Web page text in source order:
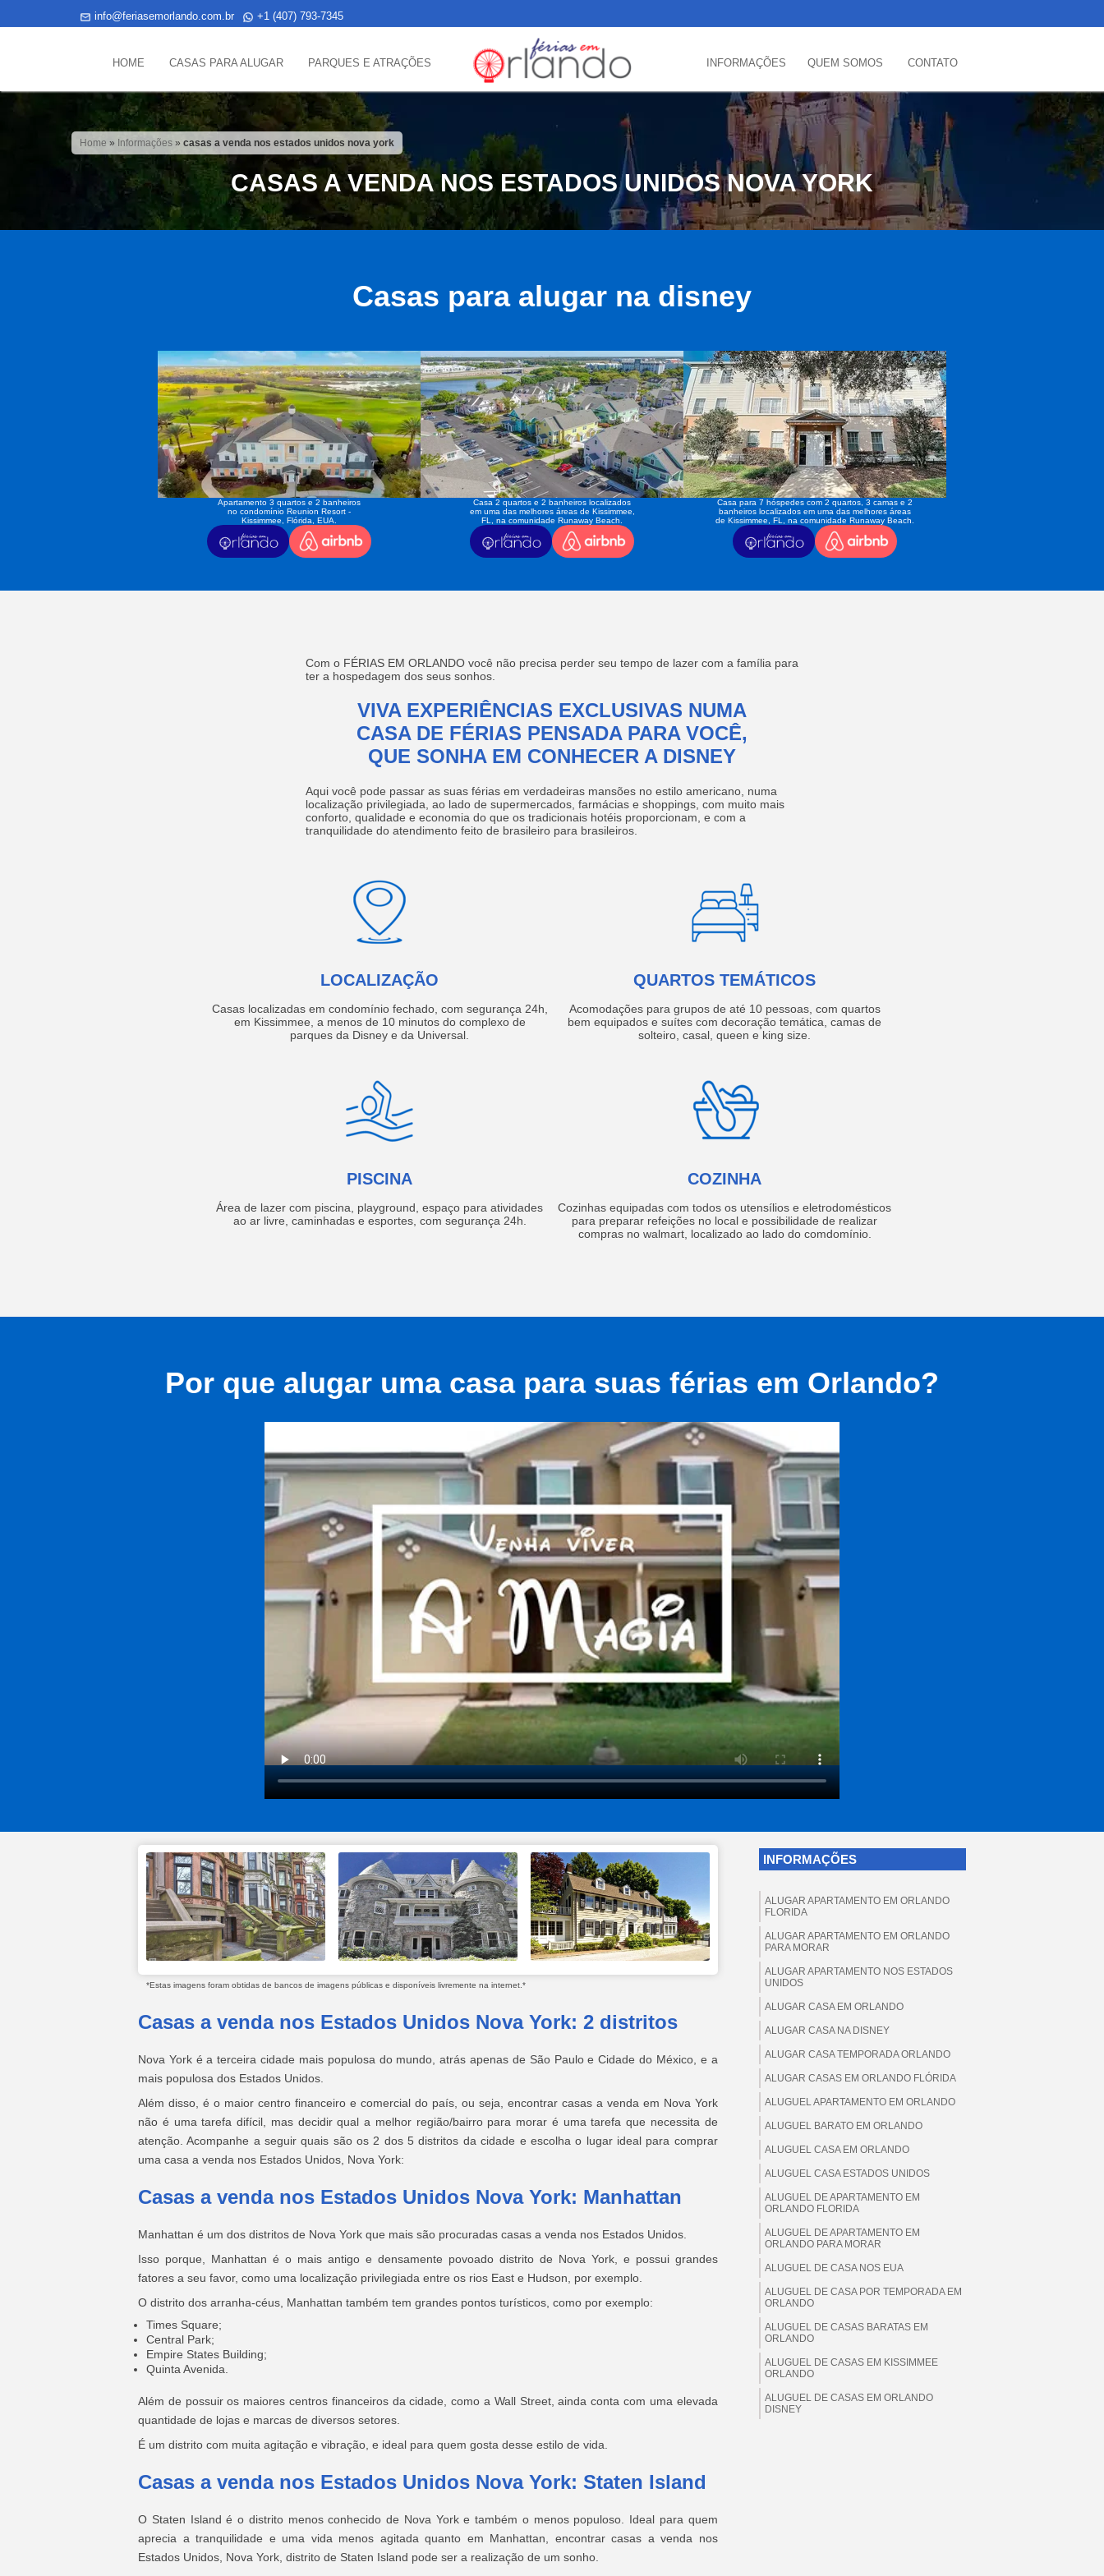
info@feriasemorlando.com.br +1 (407) 793-7345
HOME CASAS PARA ALUGAR PARQUES E ATRAÇÕES INFORMAÇÕES QUEM SOMOS CONTATO
Home » Informações »casas a venda nos estados unidos nova york
CASAS A VENDA NOS ESTADOS UNIDOS NOVA YORK
Casas para alugar na disney
Apartamento 3 quartos e 2 banheiros
no condomínio Reunion Resort -
Kissimmee, Flórida, EUA.
Casa 2 quartos e 2 banheiros localizados
em uma das melhores áreas de Kissimmee,
FL, na comunidade Runaway Beach.
Casa para 7 hóspedes com 2 quartos, 3 camas e 2
banheiros localizados em uma das melhores áreas
de Kissimmee, FL, na comunidade Runaway Beach.
Com o FÉRIAS EM ORLANDO você não precisa perder seu tempo de lazer com a família para
ter a hospedagem dos seus sonhos.
VIVA EXPERIÊNCIAS EXCLUSIVAS NUMA
CASA DE FÉRIAS PENSADA PARA VOCÊ,
QUE SONHA EM CONHECER A DISNEY
Aqui você pode passar as suas férias em verdadeiras mansões no estilo americano, numa
localização privilegiada, ao lado de supermercados, farmácias e shoppings, com muito mais
conforto, qualidade e economia do que os tradicionais hotéis proporcionam, e com a
tranquilidade do atendimento feito de brasileiro para brasileiros.
LOCALIZAÇÃO
Casas localizadas em condomínio fechado, com segurança 24h,
em Kissimmee, a menos de 10 minutos do complexo de
parques da Disney e da Universal.
QUARTOS TEMÁTICOS
Acomodações para grupos de até 10 pessoas, com quartos
bem equipados e suítes com decoração temática, camas de
solteiro, casal, queen e king size.
PISCINA
Área de lazer com piscina, playground, espaço para atividades
ao ar livre, caminhadas e esportes, com segurança 24h.
COZINHA
Cozinhas equipadas com todos os utensílios e eletrodomésticos
para preparar refeições no local e possibilidade de realizar
compras no walmart, localizado ao lado do comdomínio.
Por que alugar uma casa para suas férias em Orlando?
*Estas imagens foram obtidas de bancos de imagens públicas e disponíveis livremente na internet.*
Casas a venda nos Estados Unidos Nova York: 2 distritos
Nova York é a terceira cidade mais populosa do mundo, atrás apenas de São Paulo e Cidade do México, e a
mais populosa dos Estados Unidos.
Além disso, é o maior centro financeiro e comercial do país, ou seja, encontrar casas a venda em Nova York
não é uma tarefa difícil, mas decidir qual a melhor região/bairro para morar é uma tarefa que necessita de
atenção. Acompanhe a seguir quais são os 2 dos 5 distritos da cidade e escolha o lugar ideal para comprar
uma casa a venda nos Estados Unidos, Nova York:
Casas a venda nos Estados Unidos Nova York: Manhattan
Manhattan é um dos distritos de Nova York que mais são procuradas casas a venda nos Estados Unidos.
Isso porque, Manhattan é o mais antigo e densamente povoado distrito de Nova York, e possui grandes
fatores a seu favor, como uma localização privilegiada entre os rios East e Hudson, por exemplo.
O distrito dos arranha-céus, Manhattan também tem grandes pontos turísticos, como por exemplo:
Times Square;
Central Park;
Empire States Building;
Quinta Avenida.
Além de possuir os maiores centros financeiros da cidade, como a Wall Street, ainda conta com uma elevada
quantidade de lojas e marcas de diversos setores.
É um distrito com muita agitação e vibração, e ideal para quem gosta desse estilo de vida.
Casas a venda nos Estados Unidos Nova York: Staten Island
O Staten Island é o distrito menos conhecido de Nova York e também o menos populoso. Ideal para quem
aprecia a tranquilidade e uma vida menos agitada quanto em Manhattan, encontrar casas a venda nos
Estados Unidos, Nova York, distrito de Staten Island pode ser a realização de um sonho.
INFORMAÇÕES
ALUGAR APARTAMENTO EM ORLANDO
FLORIDA
ALUGAR APARTAMENTO EM ORLANDO
PARA MORAR
ALUGAR APARTAMENTO NOS ESTADOS
UNIDOS
ALUGAR CASA EM ORLANDO
ALUGAR CASA NA DISNEY
ALUGAR CASA TEMPORADA ORLANDO
ALUGAR CASAS EM ORLANDO FLÓRIDA
ALUGUEL APARTAMENTO EM ORLANDO
ALUGUEL BARATO EM ORLANDO
ALUGUEL CASA EM ORLANDO
ALUGUEL CASA ESTADOS UNIDOS
ALUGUEL DE APARTAMENTO EM
ORLANDO FLORIDA
ALUGUEL DE APARTAMENTO EM
ORLANDO PARA MORAR
ALUGUEL DE CASA NOS EUA
ALUGUEL DE CASA POR TEMPORADA EM
ORLANDO
ALUGUEL DE CASAS BARATAS EM
ORLANDO
ALUGUEL DE CASAS EM KISSIMMEE
ORLANDO
ALUGUEL DE CASAS EM ORLANDO
DISNEY